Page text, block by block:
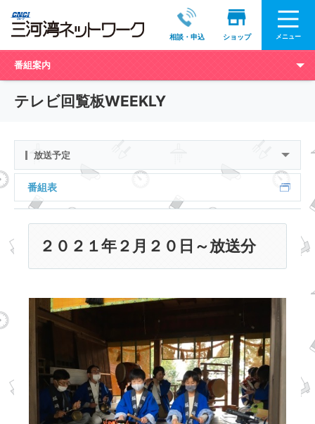
相談・申込 ショップ メニュー
番組案内
テレビ回覧板WEEKLY
放送予定
番組表
２０２１年２月２０日～放送分